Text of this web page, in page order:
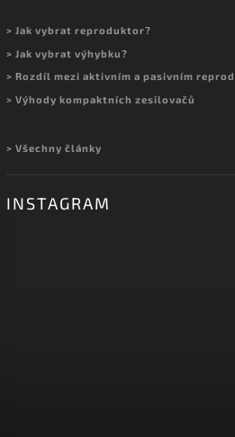
> Jak vybrat reproduktor?
> Jak vybrat výhybku?
> Rozdíl mezi aktivním a pasivním
> Výhody kompaktních zesilovačů
> Všechny články
INSTAGRAM